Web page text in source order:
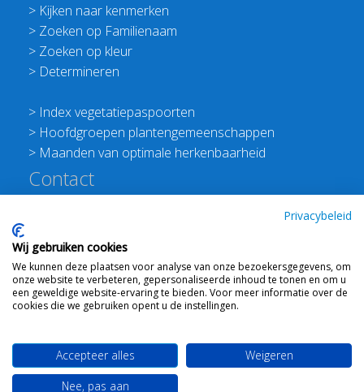
> Kijken naar kenmerken
> Zoeken op Familienaam
> Zoeken op kleur
> Determineren
> Index vegetatiepaspoorten
> Hoofdgroepen plantengemeenschappen
> Maanden van optimale herkenbaarheid
Contact
E:info@floravannederland.nl
Plein 1992 70F 6221JP Maastricht
T: 06 41237586
KVK: 76114821 btw: NL860512289B01
WebdesignTon Haexvoor © 2008 - 2026 Flora van
Privacybeleid
Wij gebruiken cookies
We kunnen deze plaatsen voor analyse van onze bezoekersgegevens, om
onze website te verbeteren, gepersonaliseerde inhoud te tonen en om u
een geweldige website-ervaring te bieden. Voor meer informatie over de
cookies die we gebruiken opent u de instellingen.
Accepteer alles
Weigeren
Nee, pas aan